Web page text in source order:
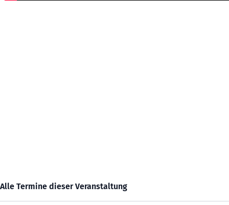
Alle Termine dieser Veranstaltung